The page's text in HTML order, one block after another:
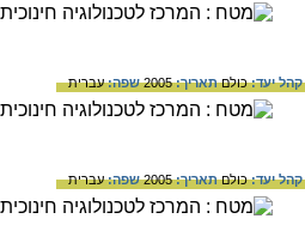
קהל יעד:כולםתאריך:2005 שפה:עברית
קהל יעד:כולםתאריך:2005 שפה:עברית